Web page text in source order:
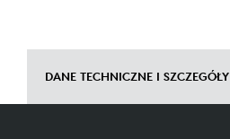
DANE TECHNICZNE I SZCZEGÓŁY